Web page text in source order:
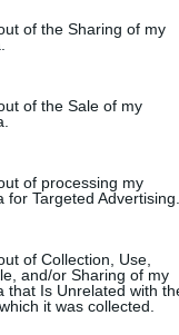
or usage behaviour.
to Google and its
specified purposes
of the Sharing of my
of the Sale of my
of processing my
for Targeted Advertising.
of Collection, Use,
and/or Sharing of my
that Is Unrelated with
it was collected.
έκρηξης
τα μαχαίρια
Γαλανός
φοβικό
τα τακτικά
του
κλάπηκε το